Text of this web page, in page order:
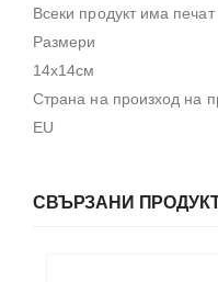
Всеки продукт има
Размери
14х14см
Страна на произход на
EU
СВЪРЗАНИ